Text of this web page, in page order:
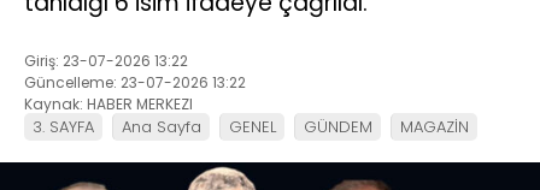
Giriş: 23-07-2026 13:22
Güncelleme: 23-07-2026 13:22
Kaynak: HABER MERKEZI
3. SAYFA Ana Sayfa GENEL GÜNDEM MAGAZİN